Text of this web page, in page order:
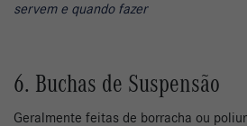
servem e quando fazer
6. Buchas de Suspensão
Geralmente feitas de borracha ou